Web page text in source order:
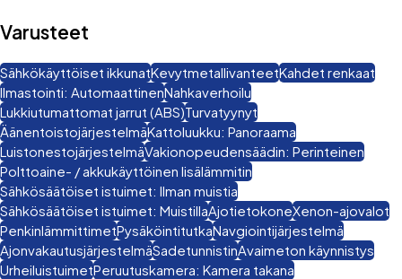
Varusteet
Sähkökäyttöiset ikkunatKevytmetalli­vanteetKahdet renkaat
Ilmastointi: AutomaattinenNahkaverhoilu
Lukkiutumattomat jarrut (ABS)Turvatyynyt
ÄänentoistojärjestelmäKattoluukku: Panoraama
Luistonesto­järjestelmäVakionopeudensäädin: Perinteinen
Polttoaine- / akkukäyttöinen lisälämmitin
Sähkösäätöiset istuimet: Ilman muistia
Sähkösäätöiset istuimet: MuistillaAjotietokoneXenon-ajovalot
PenkinlämmittimetPysäköintitutkaNavgiointi­järjestelmä
Ajonvakautus­järjestelmäSadetunnistinAvaimeton käynnistys
UrheiluistuimetPeruutuskamera: Kamera takana